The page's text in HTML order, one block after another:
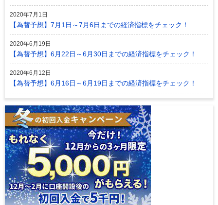
2020年7月1日
【為替予想】7月1日～7月6日までの経済指標をチェック！
2020年6月19日
【為替予想】6月22日～6月30日までの経済指標をチェック！
2020年6月12日
【為替予想】6月16日～6月19日までの経済指標をチェック！